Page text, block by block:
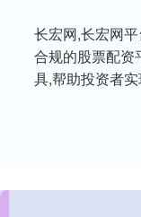
长宏网,长宏网
合规的股票配资
具,帮助投资者实